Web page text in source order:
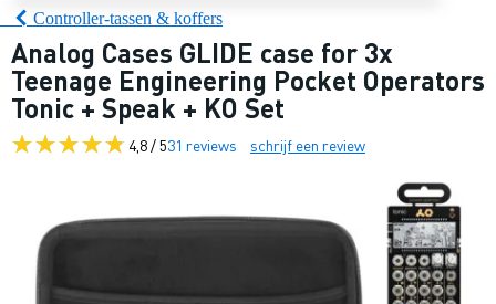
Controller-tassen & koffers
Analog Cases GLIDE case for 3x
Teenage Engineering Pocket Operators
Tonic + Speak + KO Set
4,8 / 531 reviews schrijf een review